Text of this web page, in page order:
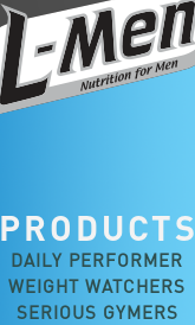
PRODUCTS
DAILY PERFORMER
WEIGHT WATCHERS
SERIOUS GYMERS